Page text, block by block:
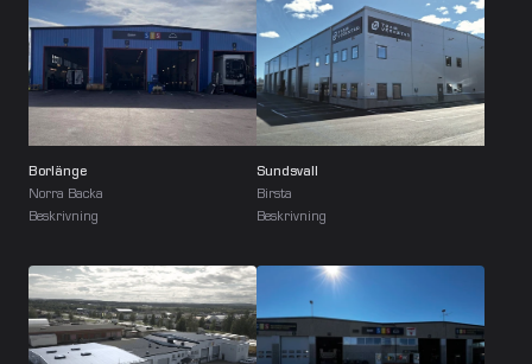
Borlänge
Norra Backa
Beskrivning
Sundsvall
Birsta
Beskrivning